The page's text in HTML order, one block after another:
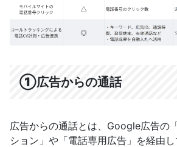
①広告からの通話
広告からの通話とは、Google広告の
ション」や「電話専用広告」を経由